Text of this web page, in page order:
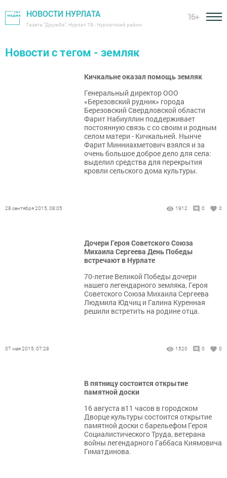
НОВОСТИ НУРЛАТА
Газета "Дружба", Нурлат ТВ - Нурлатский район
16+
Новости с тегом - земляк
Кичкальне оказал помощь земляк
Генеральный директор ООО
«Березовский рудник» города
Березовский Свердловской области
Фарит Набиуллин поддерживает
постоянную связь с со своим и родным
селом матери - Кичкальней. Нынче
Фарит Минниахметович взялся и за
очень большое доброе дело для села:
выделил средства для перекрытия
кровли сельского дома культуры.
28 сентября 2015, 08:05 1912 0 0
Дочери Героя Советского Союза
Михаила Сергеева День Победы
встречают в Нурлате
70-летие Великой Победы дочери
нашего легендарного земляка, Героя
Советского Союза Михаила Сергеева
Людмила Юдчиц и Галина Куренная
решили встретить на родине отца.
07 мая 2015, 07:28 1520 0 0
В пятницу состоится открытие
памятной доски
16 августа в11 часов в городском
Дворце культуры состоится открытие
памятной доски с барельефом Героя
Социалистического Труда, ветерана
войны легендарного Габбаса Киямовича
Гиматдинова.